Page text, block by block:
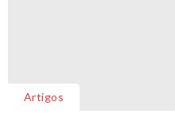
Artigos